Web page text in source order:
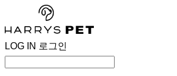
LOG IN 로그인